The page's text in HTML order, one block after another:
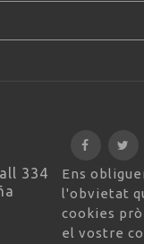
334
Ens
l'obvietat
cookies
el vostre